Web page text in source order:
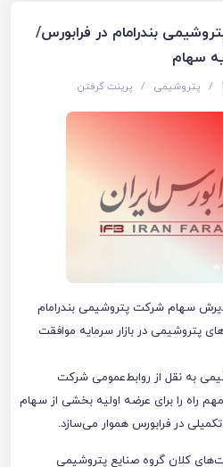
بندرامام در فرابورس/
سهام
/ پتروشیمی / پرینت گرفتن
سهام شرکت پتروشیمی بندرامام
پتروشیمی در بازار سرمایه موافقت
به نقل از روابط‌عمومی شرکت
راه را برای عرضه اولیه بخشی از سهام
در فرابورس هموار می‌سازد.
کلان گروه صنایع پتروشیمی